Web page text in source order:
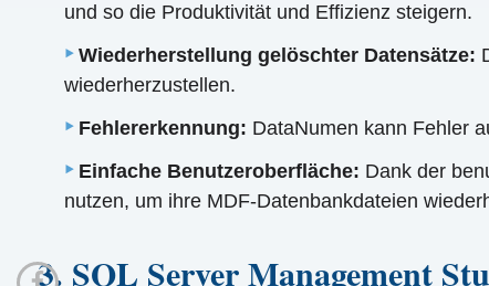
und so die Produktivität und Effizienz steigern.
Wiederherstellung gelöschter Datensätze:
wiederherzustellen.
Fehlererkennung: DataNumen kann Fehler
Einfache Benutzeroberfläche: Dank der
nutzen, um ihre MDF-Datenbankdateien
3. SQL Server Management